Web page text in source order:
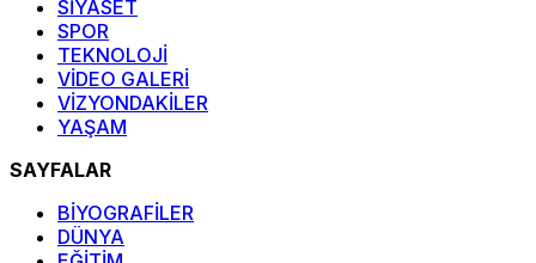
SİYASET
SPOR
TEKNOLOJİ
VİDEO GALERİ
VİZYONDAKİLER
YAŞAM
SAYFALAR
BİYOGRAFİLER
DÜNYA